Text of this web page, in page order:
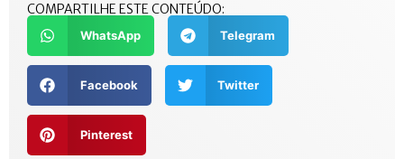
COMPARTILHE ESTE CONTEÚDO:
WhatsApp Telegram
Facebook Twitter
Pinterest